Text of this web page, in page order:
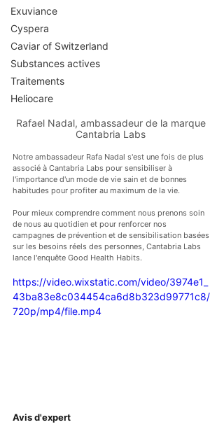
Exuviance
Cyspera
Caviar of Switzerland
Substances actives
Traitements
Heliocare
Rafael Nadal, ambassadeur de la marque
Cantabria Labs
Notre ambassadeur Rafa Nadal s'est une fois de plus
associé à Cantabria Labs pour sensibiliser à
l'importance d'un mode de vie sain et de bonnes
habitudes pour profiter au maximum de la vie.
Pour mieux comprendre comment nous prenons soin
de nous au quotidien et pour renforcer nos
campagnes de prévention et de sensibilisation basées
sur les besoins réels des personnes, Cantabria Labs
lance l'enquête Good Health Habits.
https://video.wixstatic.com/video/3974e1_
43ba83e8c034454ca6d8b323d99771c8/
720p/mp4/file.mp4
Avis d'expert